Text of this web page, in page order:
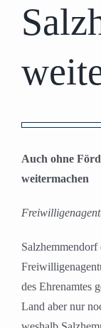
grösseres
Bild
Auch ohne
weitermachen
des Ehrenamtes
Land aber nur